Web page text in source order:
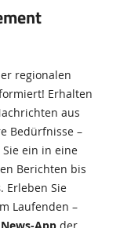
regionalen
Erhalten
aus
Bedürfnisse –
Sie ein in eine
Berichten bis
. Erleben Sie
Laufenden –